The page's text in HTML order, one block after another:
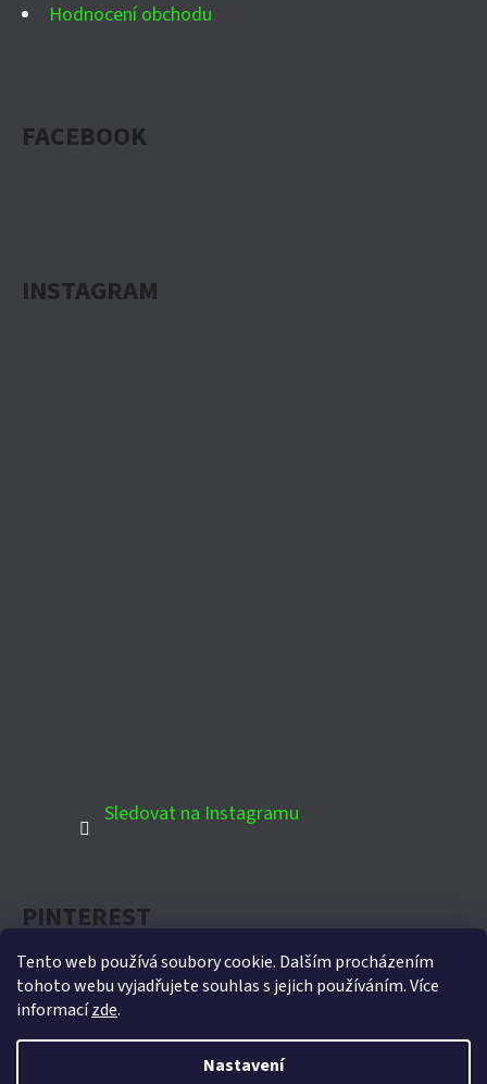
Tento web používá soubory cookie. Dalším procházením
tohoto webu vyjadřujete souhlas s jejich používáním. Více
informacízde.
Nastavení
Hodnocení obchodu
FACEBOOK
INSTAGRAM
Sledovat na Instagramu
PINTEREST
Oficiální partner Biohort pro Českou republiku